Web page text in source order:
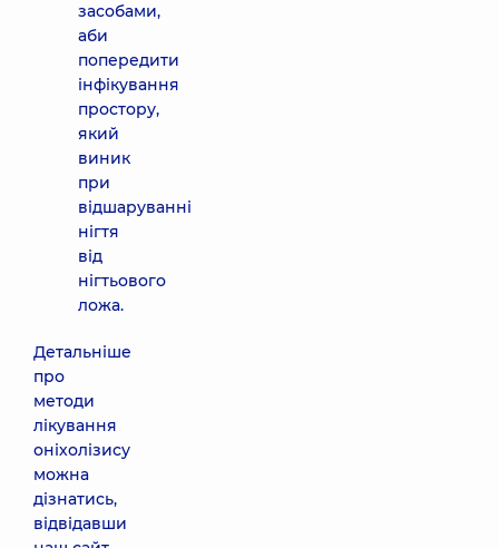
засобами,
аби
попередити
інфікування
простору,
який
виник
при
відшаруванні
нігтя
від
нігтьового
ложа.
Детальніше
про
методи
лікування
оніхолізису
можна
дізнатись,
відвідавши